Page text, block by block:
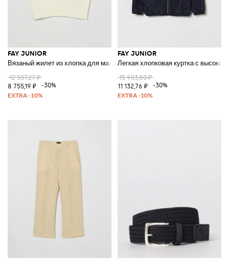
FAY JUNIOR
Вязаный жилет из хлопка для мальчика с V-образным вырезом и
12 507,27 ₽
8 755,19 ₽
-30%
FAY JUNIOR
Легкая хлопковая куртка с
15 903,80 ₽
11 132,76 ₽
-30%